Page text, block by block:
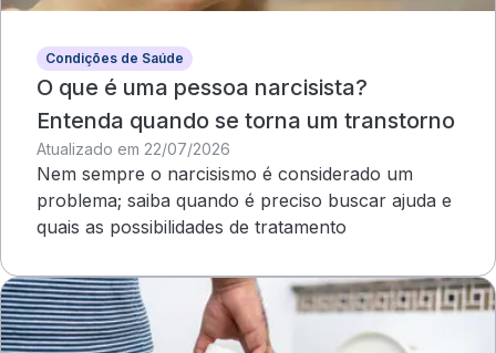
Condições de Saúde
O que é uma pessoa narcisista?
Entenda quando se torna um transtorno
Atualizado em 22/07/2026
Nem sempre o narcisismo é considerado um
problema; saiba quando é preciso buscar ajuda e
quais as possibilidades de tratamento